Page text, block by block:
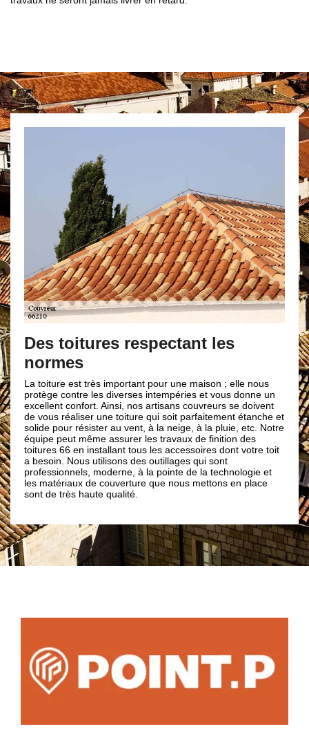
Des toitures respectant les
normes
La toiture est très important pour une maison ; elle nous
protège contre les diverses intempéries et vous donne un
excellent confort. Ainsi, nos artisans couvreurs se doivent
de vous réaliser une toiture qui soit parfaitement étanche et
solide pour résister au vent, à la neige, à la pluie, etc. Notre
équipe peut même assurer les travaux de finition des
toitures 66 en installant tous les accessoires dont votre toit
a besoin. Nous utilisons des outillages qui sont
professionnels, moderne, à la pointe de la technologie et
les matériaux de couverture que nous mettons en place
sont de très haute qualité.